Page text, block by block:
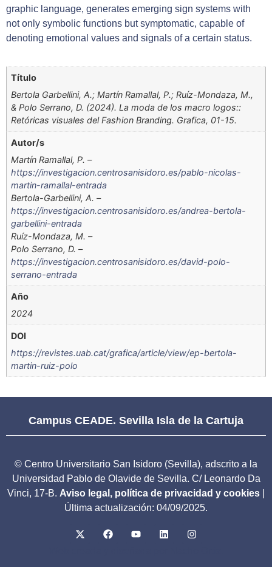
graphic language, generates emerging sign systems with
not only symbolic functions but symptomatic, capable of
denoting emotional values ​​and signals of a certain status.
Título
Bertola Garbellini, A.; Martín Ramallal, P.; Ruíz-Mondaza, M.,
& Polo Serrano, D. (2024). La moda de los macro logos::
Retóricas visuales del Fashion Branding. Grafica, 01-15.
Autor/s
Martín Ramallal, P. –
https://investigacion.centrosanisidoro.es/pablo-nicolas-
martin-ramallal-entrada
Bertola-Garbellini, A. –
https://investigacion.centrosanisidoro.es/andrea-bertola-
garbellini-entrada
Ruíz-Mondaza, M. –
Polo Serrano, D. –
https://investigacion.centrosanisidoro.es/david-polo-
serrano-entrada
Año
2024
DOI
https://revistes.uab.cat/grafica/article/view/ep-bertola-
martin-ruiz-polo
Campus CEADE. Sevilla Isla de la Cartuja
© Centro Universitario San Isidoro (Sevilla), adscrito a la
Universidad Pablo de Olavide de Sevilla. C/ Leonardo Da
Vinci, 17-B. Aviso legal, política de privacidad y cookies
Última actualización: 04/09/2025.